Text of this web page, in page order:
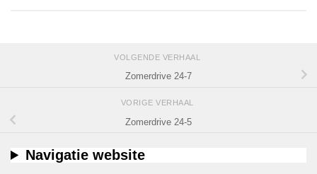
VOLGENDE VERHAAL
Zomerdrive 24-7
VORIGE VERHAAL
Zomerdrive 24-5
Navigatie website